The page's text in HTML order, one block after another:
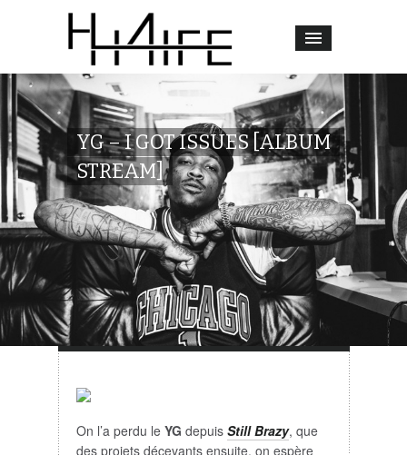
YG – I GOT ISSUES [ALBUM
STREAM]
On l’a perdu le YG depuis Still Brazy, que
des projets décevants ensuite, on espère